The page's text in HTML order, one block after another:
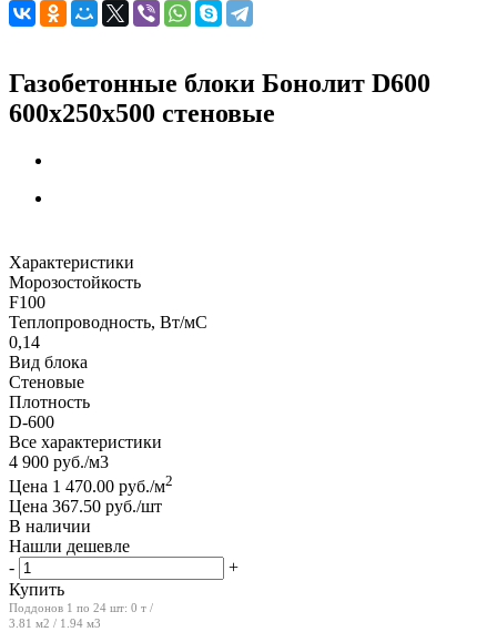
Газобетонные блоки Бонолит D600
600х250х500 стеновые
Характеристики
Морозостойкость
F100
Теплопроводность, Вт/мC
0,14
Вид блока
Стеновые
Плотность
D-600
Все характеристики
4 900 руб./м3
Цена 1 470.00 руб./м2
Цена 367.50 руб./шт
В наличии
Нашли дешевле
-
+
Купить
Поддонов 1 по 24 шт: 0 т /
3.81 м2 / 1.94 м3